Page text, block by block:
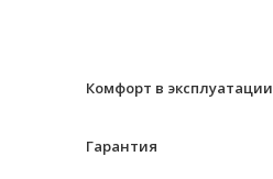
Комфорт в эксплуатации
Гарантия